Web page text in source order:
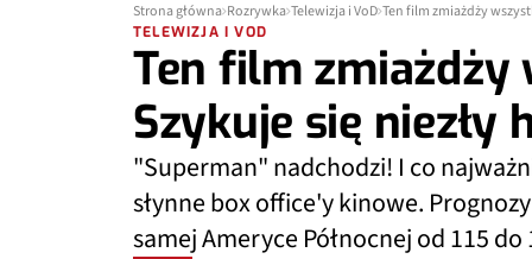
Strona główna Rozrywka Telewizja i VoD Ten film zmiażdży
TELEWIZJA I VOD
Ten film zmiażdży
Szykuje się niezły
"Superman" nadchodzi! I co
słynne box office'y kinowe.
samej Ameryce Północnej od 115